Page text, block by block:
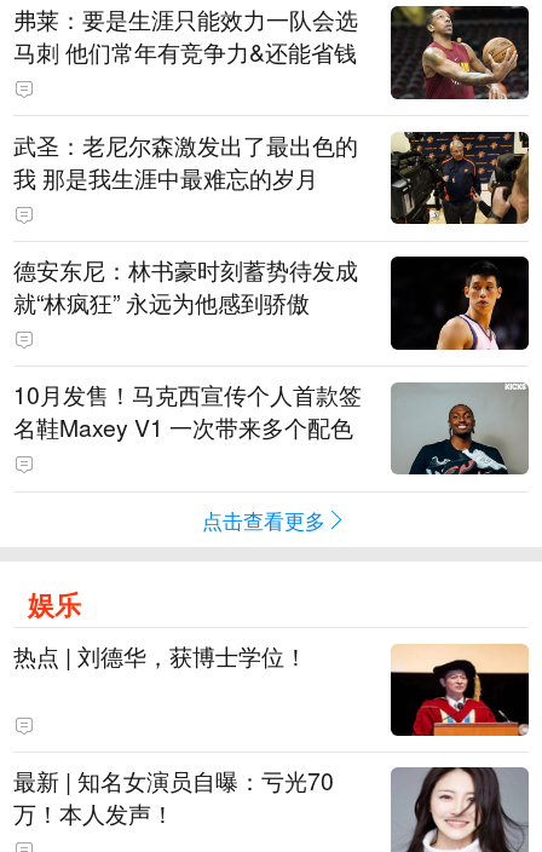
弗莱：要是生涯只能效力一队会选
马刺 他们常年有竞争力&还能省钱
武圣：老尼尔森激发出了最出色的
我 那是我生涯中最难忘的岁月
德安东尼：林书豪时刻蓄势待发成
就“林疯狂” 永远为他感到骄傲
10月发售！马克西宣传个人首款签
名鞋Maxey V1 一次带来多个配色
点击查看更多
娱乐
热点 | 刘德华，获博士学位！
最新 | 知名女演员自曝：亏光70
万！本人发声！